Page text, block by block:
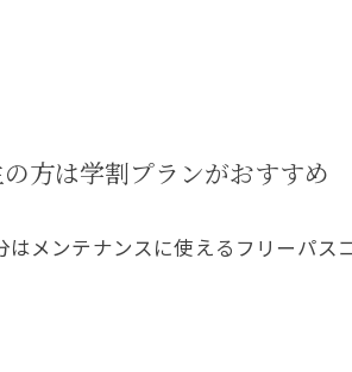
方は学割プランがおすすめ
はメンテナンスに使えるフリーパス